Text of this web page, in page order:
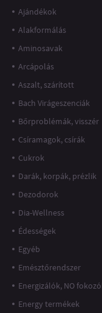
Ajándékok
Alakformálás
Aminosavak
Arcápolás
Aszalt, szárított
Bach Virágeszenciák
Bőrproblémák, visszér
Csíramagok, csírák
Cukrok
Darák, korpák, prézlik
Dezodorok
Dia-Wellness
Édességek
Egyéb
Emésztőrendszer
Energizálók, NO
Energy termékek